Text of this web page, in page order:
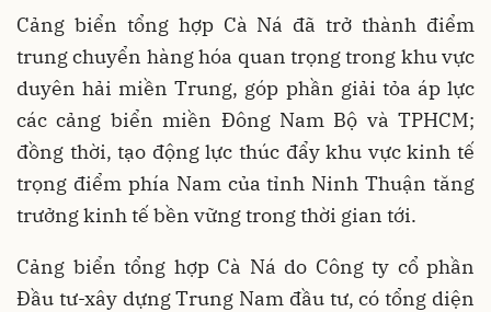
Cảng biển tổng hợp Cà Ná đã trở thành điểm
trung chuyển hàng hóa quan trọng trong khu vực
duyên hải miền Trung, góp phần giải tỏa áp lực
các cảng biển miền Đông Nam Bộ và TPHCM;
đồng thời, tạo động lực thúc đẩy khu vực kinh tế
trọng điểm phía Nam của tỉnh Ninh Thuận tăng
trưởng kinh tế bền vững trong thời gian tới.
Cảng biển tổng hợp Cà Ná do Công ty cổ phần
Đầu tư-xây dựng Trung Nam đầu tư, có tổng diện